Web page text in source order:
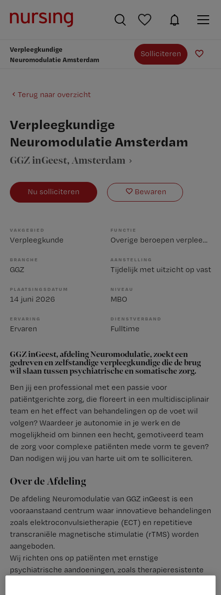
Verpleegkundige
Neuromodulatie Amsterdam
Solliciteren
Terug naar overzicht
Verpleegkundige
Neuromodulatie Amsterdam
GGZ inGeest, Amsterdam
Nu solliciteren Bewaren
VAKGEBIED
Verpleegkunde
FUNCTIE
Overige beroepen verpleegkunde
BRANCHE
GGZ
AANSTELLING
Tijdelijk met uitzicht op vast
PLAATSINGSDATUM
14 juni 2026
NIVEAU
MBO
ERVARING
Ervaren
DIENSTVERBAND
Fulltime
GGZ inGeest, afdeling Neuromodulatie, zoekt een
gedreven en zelfstandige verpleegkundige die de brug
wil slaan tussen psychiatrische en somatische zorg.
Ben jij een professional met een passie voor
patiëntgerichte zorg, die floreert in een multidisciplinair
team en het effect van behandelingen op de voet wil
volgen? Waardeer je autonomie in je werk en de
mogelijkheid om binnen een hecht, gemotiveerd team
de zorg voor complexe patiënten mede vorm te geven?
Dan nodigen wij jou van harte uit om te solliciteren.
Over de Afdeling
De afdeling Neuromodulatie van GGZ inGeest is een
vooraanstaand centrum waar innovatieve behandelingen
zoals elektroconvulsietherapie (ECT) en repetitieve
transcraniële magnetische stimulatie (rTMS) worden
aangeboden.
Wij richten ons op patiënten met ernstige
psychiatrische aandoeningen, zoals therapieresistente